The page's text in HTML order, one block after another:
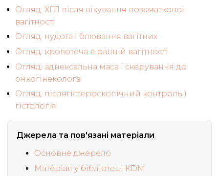
Огляд: ХГЛ після лікування позаматкової
вагітності
Огляд: нудота і блювання вагітних
Огляд: кровотеча в ранній вагітності
Огляд: аднексальна маса і скерування до
онкогінеколога
Огляд: післягістероскопічний контроль і
гістологія
Джерела та пов'язані матеріали
Основне джерело
Матеріал у бібліотеці KDM